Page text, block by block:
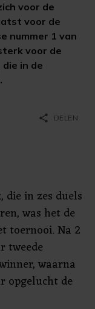
voor de
voor de
nummer 1 van
voor de
in de
share DELEN
die in zes duels
was het de
toernooi. Na 2
tweede
waarna
opgelucht de